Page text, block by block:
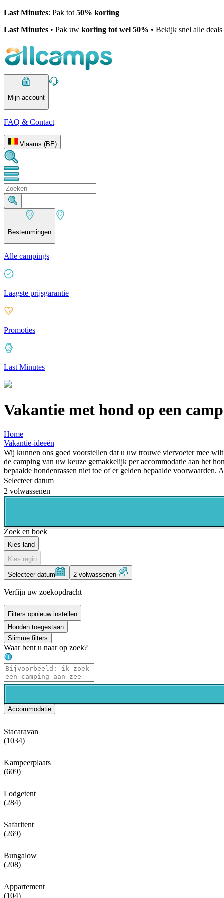
Last Minutes: Pak tot 50% korting
Last Minutes • Pak uw korting tot wel 50% • Bekijk snel alle deals
Mijn account
FAQ & Contact
Vlaams (BE)
Bestemmingen
Alle campings
Laagste prijsgarantie
Promoties
Last Minutes
Vakantie met hond op een
Home
Vakantie-ideeën
Wij kunnen ons goed voorstellen dat u uw trouwe viervoeter mee
de camping van uw keuze gemakkelijk per accommodatie aan het
bepaalde hondenrassen niet toe of er gelden bepaalde
Selecteer datum
2 volwassenen
Zoek en boek
Kies land
Kies regio
Selecteer datum 2 volwassenen
Verfijn uw zoekopdracht
Filters opnieuw instellen
Honden toegestaan
Slimme filters
Waar bent u naar op zoek?
Accommodatie
Stacaravan
(1034)
Kampeerplaats
(609)
Lodgetent
(284)
Safaritent
(269)
Bungalow
(208)
Appartement
(104)